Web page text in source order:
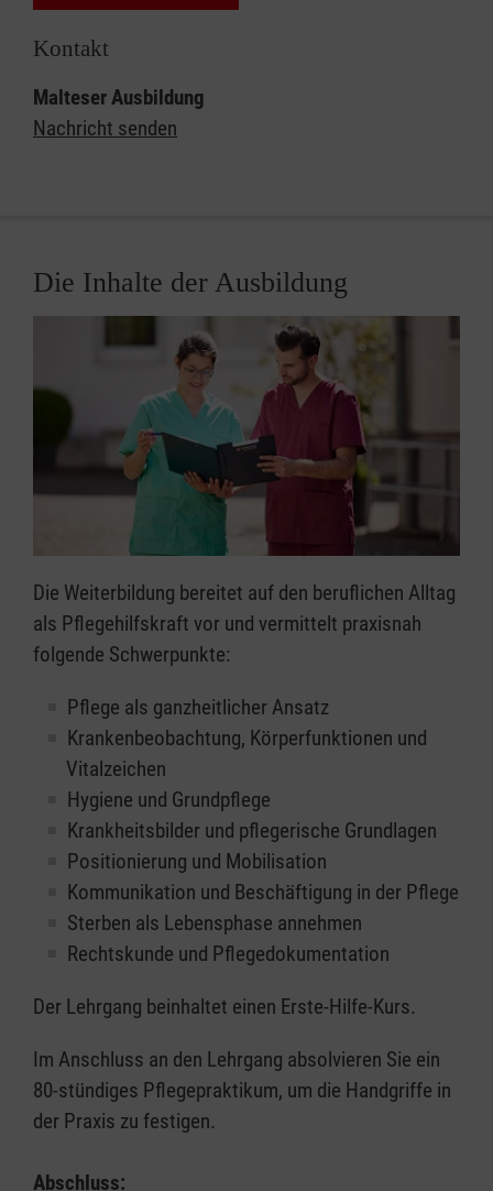
Kontakt
Malteser Ausbildung
Nachricht senden
Die Inhalte der Ausbildung
Die Weiterbildung bereitet auf den beruflichen Alltag
als Pflegehilfskraft vor und vermittelt praxisnah
folgende Schwerpunkte:
Pflege als ganzheitlicher Ansatz
Krankenbeobachtung, Körperfunktionen und
Vitalzeichen
Hygiene und Grundpflege
Krankheitsbilder und pflegerische Grundlagen
Positionierung und Mobilisation
Kommunikation und Beschäftigung in der Pflege
Sterben als Lebensphase annehmen
Rechtskunde und Pflegedokumentation
Der Lehrgang beinhaltet einen Erste-Hilfe-Kurs.
Im Anschluss an den Lehrgang absolvieren Sie ein
80-stündiges Pflegepraktikum, um die Handgriffe in
der Praxis zu festigen.
Abschluss: